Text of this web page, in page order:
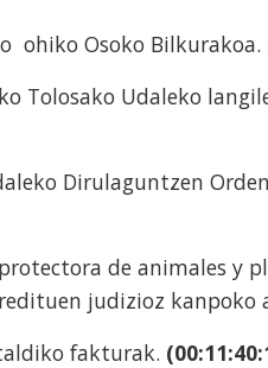
ohiko Osoko Bilkurakoa.
Tolosako Udaleko
Dirulaguntzen
de animales y
judizioz kanpoko
fakturak.